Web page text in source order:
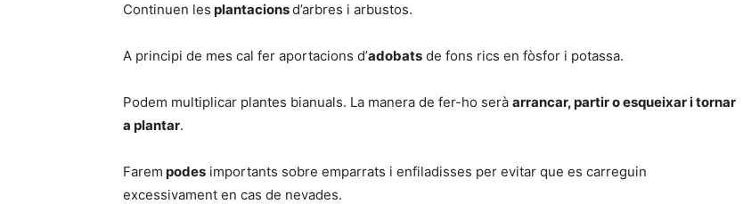
Continuen les plantacionsd’arbres i arbustos.
A principi de mes cal fer aportacions d’adobats de fons rics en fòsfor i potassa.
Podem multiplicar plantes bianuals. La manera de fer-ho serà arrancar, partir o esqueixar i tornar
a plantar.
Farem podes importants sobre emparrats i enfiladisses per evitar que es carreguin
excessivament en cas de nevades.